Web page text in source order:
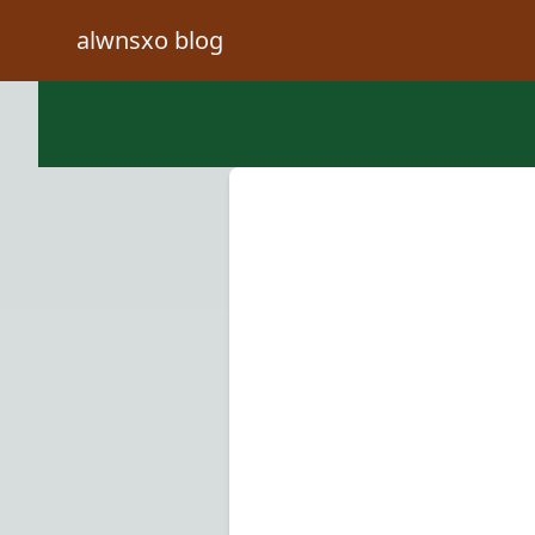
alwnsxo blog